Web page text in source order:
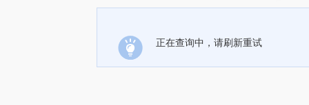
正在查询中，请刷新重试